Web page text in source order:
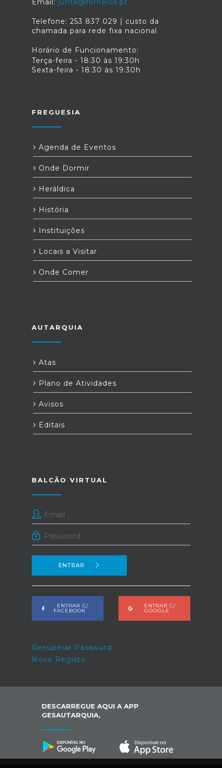
Email: junta@fornelos.pt
Telefone: 253 837 029 | custo da
chamada para rede fixa nacional
Horário de Funcionamento:
Terça-feira - 18:30 às 19:30h
Sexta-feira - 18:30 às 19:30h
FREGUESIA
Agenda de Eventos
Onde Dormir
Heráldica
História
Instituições
Locais a Visitar
Onde Comer
AUTARQUIA
Atas
Plano de Atividades
Avisos
Editais
BALCÃO VIRTUAL
ENTRAR
ENTRAR C/
FACEBOOK
ENTRAR C/
GOOGLE
Recuperar Password
Novo Registo
DESCARREGUE AQUI A APP
GESAUTARQUIA,